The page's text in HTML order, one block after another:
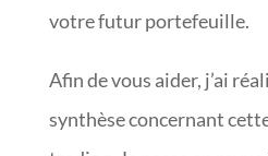
votre futur portefeuille.
Afin de vous aider, j’ai
synthèse concernant